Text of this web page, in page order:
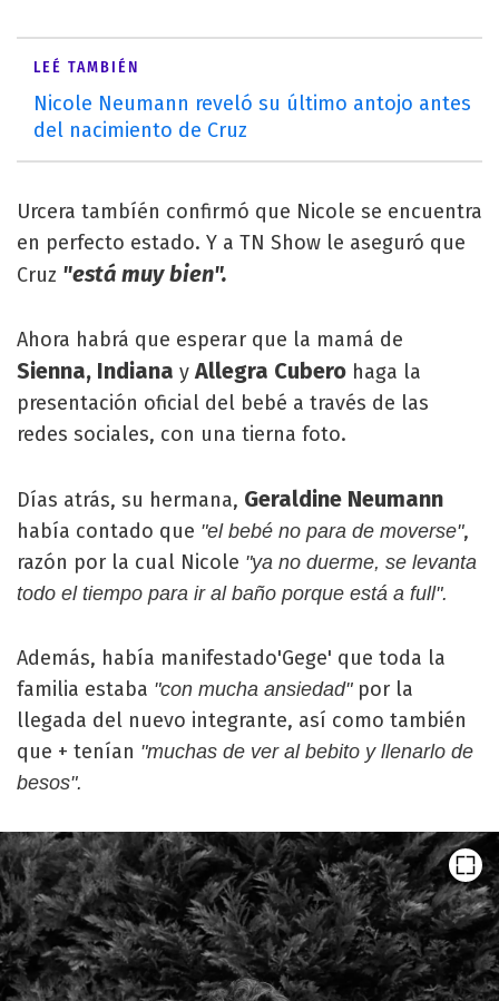
LEÉ TAMBIÉN
Nicole Neumann reveló su último antojo antes
del nacimiento de Cruz
Urcera tambíén confirmó que Nicole se encuentra
en perfecto estado. Y a TN Show le aseguró que
Cruz "está muy bien".
Ahora habrá que esperar que la mamá de
Sienna, Indiana yAllegra Cubero haga la
presentación oficial del bebé a través de las
redes sociales, con una tierna foto.
Días atrás, su hermana, Geraldine Neumann
había contado que "el bebé no para de moverse",
razón por la cual Nicole "ya no duerme, se levanta
todo el tiempo para ir al baño porque está a full".
Además, había manifestado'Gege' que toda la
familia estaba "con mucha ansiedad" por la
llegada del nuevo integrante, así como también
que + tenían "muchas de ver al bebito y llenarlo de
besos".